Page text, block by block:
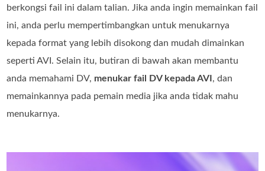
berkongsi fail ini dalam talian. Jika anda ingin memainkan fail
ini, anda perlu mempertimbangkan untuk menukarnya
kepada format yang lebih disokong dan mudah dimainkan
seperti AVI. Selain itu, butiran di bawah akan membantu
anda memahami DV, menukar fail DV kepada AVI , dan
memainkannya pada pemain media jika anda tidak mahu
menukarnya.